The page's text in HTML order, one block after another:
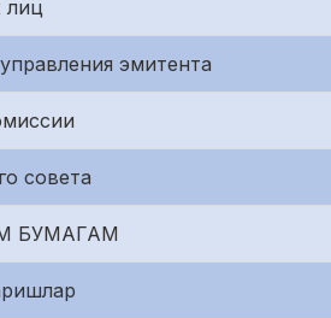
лиц
эмитента
совета
БУМАГАМ